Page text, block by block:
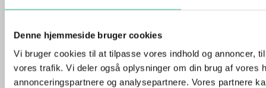
Denne hjemmeside bruger cookies
Vi bruger cookies til at tilpasse vores indhold og annoncer,
vores trafik. Vi deler også oplysninger om din brug af vores
annonceringspartnere og analysepartnere. Vores partnere
Klemensker
Læs mere
Forside
Kontakt
Juridisk Info & Cookies​